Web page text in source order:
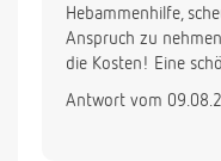
Hebammenhilfe,
Anspruch zu
die Kosten! Eine
Antwort vom